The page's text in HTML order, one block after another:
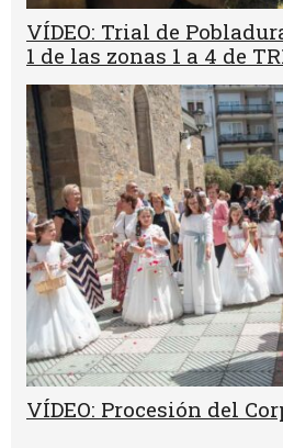
VÍDEO: Trial de
1 de las zonas 1 a 4 de
VÍDEO: Procesión del